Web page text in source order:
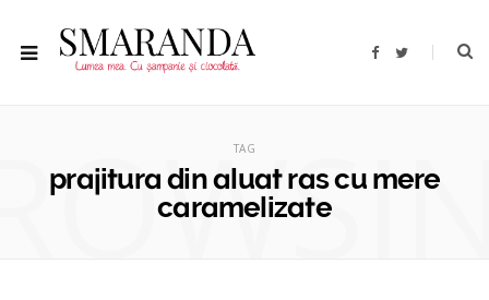
F
T
TAG
prajitura din aluat ras cu mere
caramelizate